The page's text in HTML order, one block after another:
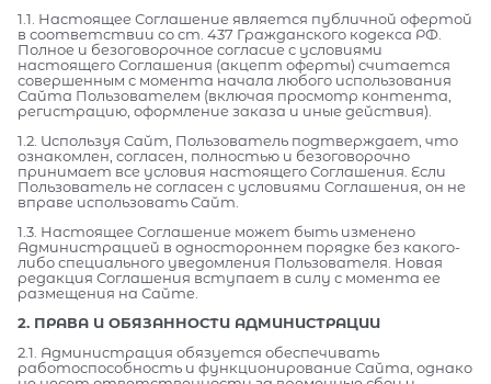
1.1. Настоящее Соглашение является публичной офертой
в соответствии со ст. 437 Гражданского кодекса РФ.
Полное и безоговорочное согласие с условиями
настоящего Соглашения (акцепт оферты) считается
совершенным с момента начала любого использования
Сайта Пользователем (включая просмотр контента,
регистрацию, оформление заказа и иные действия).
1.2. Используя Сайт, Пользователь подтверждает, что
ознакомлен, согласен, полностью и безоговорочно
принимает все условия настоящего Соглашения. Если
Пользователь не согласен с условиями Соглашения, он не
вправе использовать Сайт.
1.3. Настоящее Соглашение может быть изменено
Администрацией в одностороннем порядке без какого-
либо специального уведомления Пользователя. Новая
редакция Соглашения вступает в силу с момента ее
размещения на Сайте.
2. ПРАВА И ОБЯЗАННОСТИ АДМИНИСТРАЦИИ
2.1. Администрация обязуется обеспечивать
работоспособность и функционирование Сайта, однако